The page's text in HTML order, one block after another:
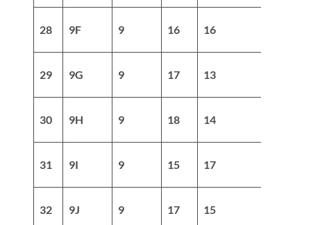
28 9F 9 16 16
29 9G 9 17 13
30 9H 9 18 14
31 9I 9 15 17
32 9J 9 17 15